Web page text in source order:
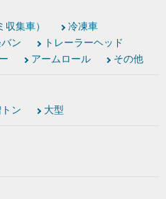
集車）
冷凍車
ン
トレーラーヘッド
アームロール その他
ン 大型